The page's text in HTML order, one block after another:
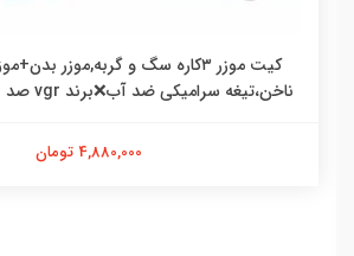
کیت موزر ۳کاره سگ و گربه,موزر
ناخن،تیغه سرامیکی ضد آب❌برند vgr صد در صد اورجینال❌
4,880,000 تومان